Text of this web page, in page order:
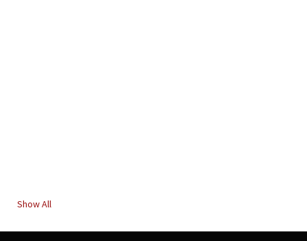
Show All